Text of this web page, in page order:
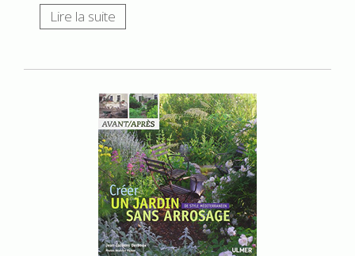
Lire la suite